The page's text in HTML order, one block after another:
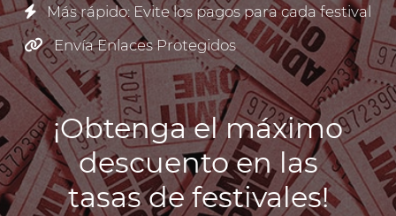
Más rápido: Evite los pagos para cada festival
Envía Enlaces Protegidos
¡Obtenga el máximo
descuento en las
tasas de festivales!